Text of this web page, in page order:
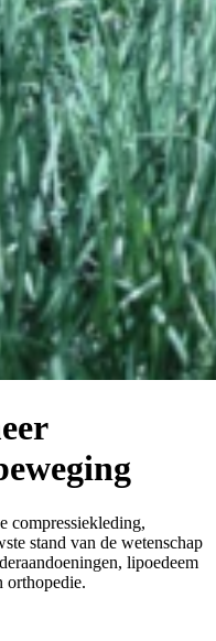
compressiekleding,
stand van de wetenschap
lipoedeem
orthopedie.